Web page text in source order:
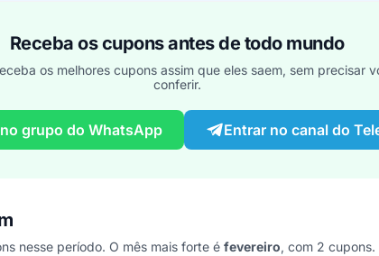
Receba os cupons antes de todo mundo
os melhores cupons assim que eles saem, sem precisar
conferir.
grupo do WhatsApp Entrar no canal do
nesse período. O mês mais forte é fevereiro, com 2 cupons.